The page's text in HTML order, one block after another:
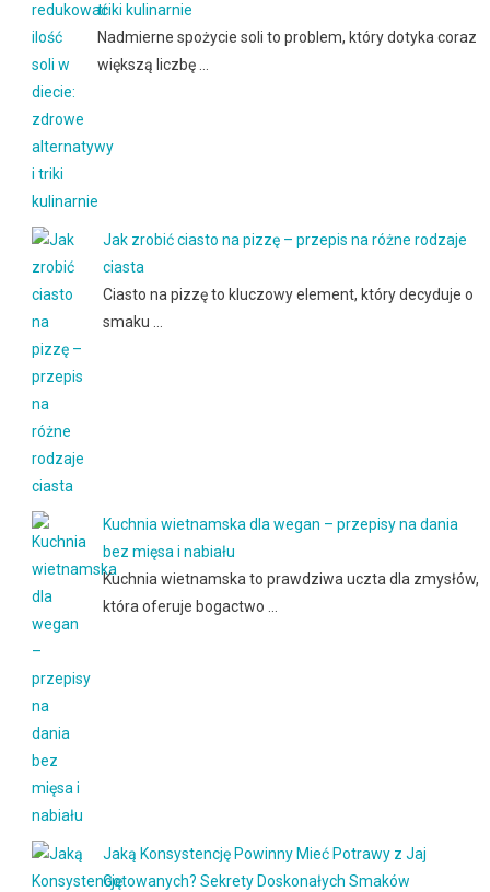
triki kulinarnie
Nadmierne spożycie soli to problem, który dotyka coraz
większą liczbę …
Jak zrobić ciasto na pizzę – przepis na różne rodzaje
ciasta
Ciasto na pizzę to kluczowy element, który decyduje o
smaku …
Kuchnia wietnamska dla wegan – przepisy na dania
bez mięsa i nabiału
Kuchnia wietnamska to prawdziwa uczta dla zmysłów,
która oferuje bogactwo …
Jaką Konsystencję Powinny Mieć Potrawy z Jaj
Gotowanych? Sekrety Doskonałych Smaków